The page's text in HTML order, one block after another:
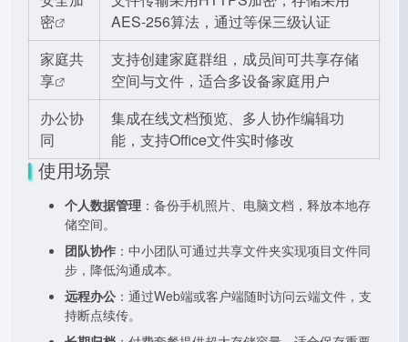
密
AES-256算法，通过等保三级认证
家庭共
享
支持创建家庭群组，成员间可共享存储
空间与文件，适合多设备家庭用户
办公协
同
集成在线文档预览、多人协作编辑功
能，支持Office文件实时修改
使用场景
个人数据管理 ：备份手机照片、电脑文档，释放本地存
储空间。
团队协作 ：中小团队可通过共享文件夹实现项目文件同
步，降低沟通成本。
远程办公 ：通过Web端或客户端随时访问云端文件，支
持断点续传。